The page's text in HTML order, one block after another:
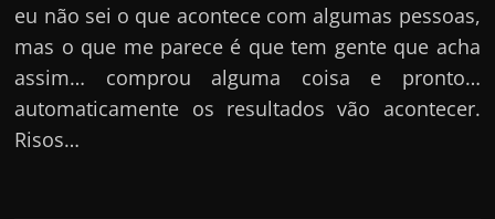
eu não sei o que acontece com algumas pessoas,
mas o que me parece é que tem gente que acha
assim… comprou alguma coisa e pronto…
automaticamente os resultados vão acontecer.
Risos…